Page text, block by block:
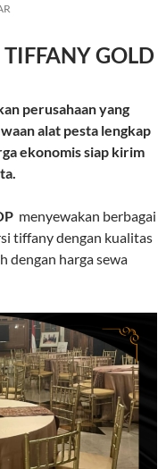
GOLD
perusahaan yang
alat pesta lengkap
ekonomis siap kirim
menyewakan berbagai
tiffany dengan kualitas
dengan harga sewa